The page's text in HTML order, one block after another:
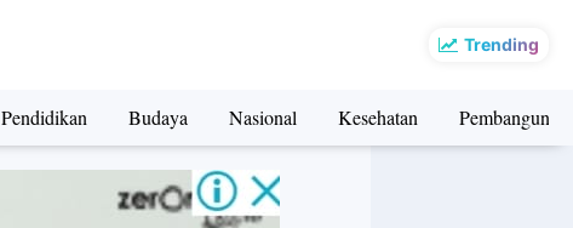
Trending
Pendidikan Budaya Nasional Kesehatan Pembangunan